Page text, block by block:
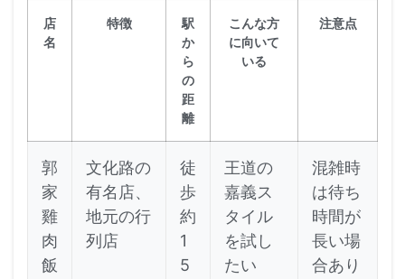
店
名
特徴
駅
か
ら
の
距
離
こんな方
に向いて
いる
注意点
郭
家
雞
肉
飯
文化路の
有名店、
地元の行
列店
徒
歩
約
1
5
王道の
嘉義ス
タイル
を試し
たい
混雑時
は待ち
時間が
長い場
合あり